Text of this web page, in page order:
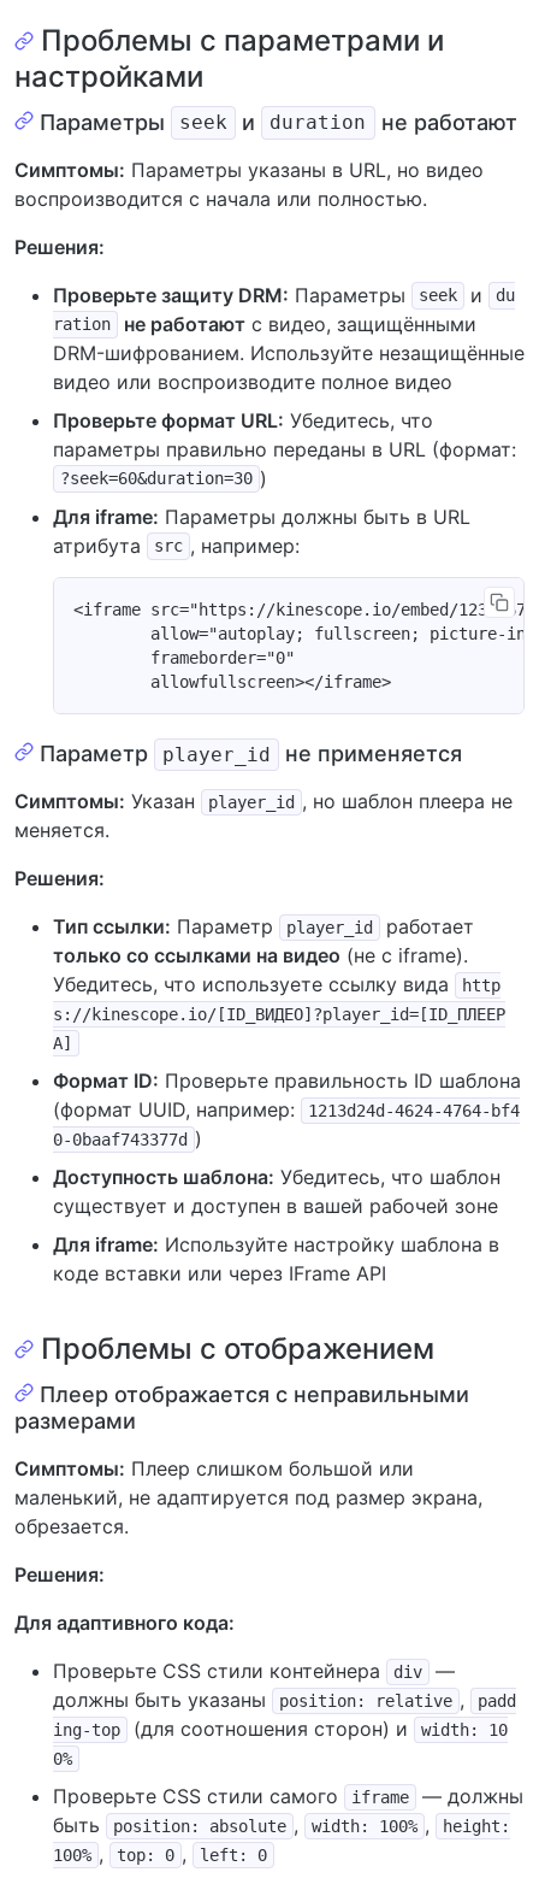
Проблемы с параметрами и
настройками
Параметры seek и duration не работают
Симптомы: Параметры указаны в URL, но видео
воспроизводится с начала или полностью.
Решения:
Проверьте защиту DRM: Параметры seek и
du
ration
не работают с видео, защищёнными
DRM-шифрованием. Используйте незащищённые
видео или воспроизводите полное видео
Проверьте формат URL: Убедитесь, что
параметры правильно переданы в URL (формат:
?seek=60&duration=30 )
Для iframe: Параметры должны быть в URL
атрибута
src , например:
<iframe src="https://kinescope.io/embed/
allow="autoplay; fullscreen; picture-
        frameborder="0"
Параметр player_id не применяется
Симптомы: Указан player_id , но шаблон плеера не
меняется.
Решения:
Тип ссылки: Параметр player_id
работает
только со ссылками на видео (не с iframe).
Убедитесь, что используете ссылку вида
http
s://kinescope.io/[ID_ВИДЕО]?player_id=[ID_ПЛЕЕР
А]
Формат ID: Проверьте правильность ID шаблона
(формат UUID, например:
1213d24d-4624-4764-bf4
0-0baaf743377d )
Доступность шаблона: Убедитесь, что шаблон
существует и доступен в вашей рабочей зоне
Для iframe: Используйте настройку шаблона в
коде вставки или через IFrame API
Проблемы с отображением
Плеер отображается с неправильными
размерами
Симптомы: Плеер слишком большой или
маленький, не адаптируется под размер экрана,
обрезается.
Решения:
Для адаптивного кода:
Проверьте CSS стили контейнера
div
—
должны быть указаны
position: relative ,
padd
ing-top
(для соотношения сторон) и
width: 10
0%
Проверьте CSS стили самого iframe
— должны
быть
position: absolute , width: 100% ,
height:
100% , top: 0 , left: 0